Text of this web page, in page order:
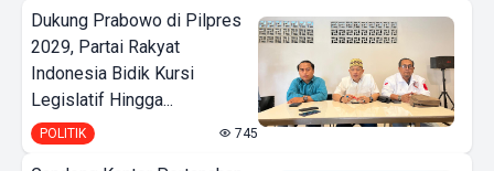
Dukung Prabowo di Pilpres
2029, Partai Rakyat
Indonesia Bidik Kursi
Legislatif Hingga...
POLITIK 745